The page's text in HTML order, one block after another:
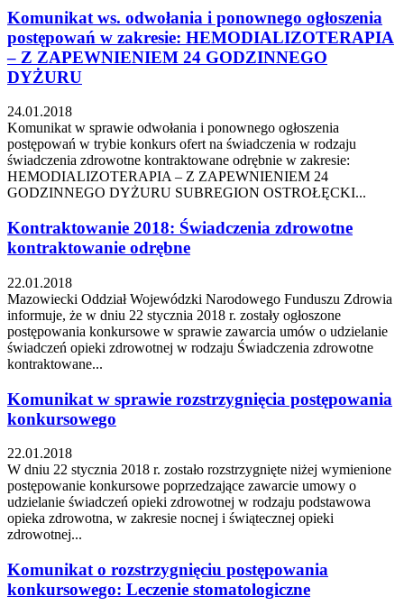
Komunikat ws. odwołania i ponownego ogłoszenia
postępowań w zakresie: HEMODIALIZOTERAPIA
– Z ZAPEWNIENIEM 24 GODZINNEGO
DYŻURU
24.01.2018
Komunikat w sprawie odwołania i ponownego ogłoszenia
postępowań w trybie konkurs ofert na świadczenia w rodzaju
świadczenia zdrowotne kontraktowane odrębnie w zakresie:
HEMODIALIZOTERAPIA – Z ZAPEWNIENIEM 24
GODZINNEGO DYŻURU SUBREGION OSTROŁĘCKI...
Kontraktowanie 2018: Świadczenia zdrowotne
kontraktowanie odrębne
22.01.2018
Mazowiecki Oddział Wojewódzki Narodowego Funduszu Zdrowia
informuje, że w dniu 22 stycznia 2018 r. zostały ogłoszone
postępowania konkursowe w sprawie zawarcia umów o udzielanie
świadczeń opieki zdrowotnej w rodzaju Świadczenia zdrowotne
kontraktowane...
Komunikat w sprawie rozstrzygnięcia postępowania
konkursowego
22.01.2018
W dniu 22 stycznia 2018 r. zostało rozstrzygnięte niżej wymienione
postępowanie konkursowe poprzedzające zawarcie umowy o
udzielanie świadczeń opieki zdrowotnej w rodzaju podstawowa
opieka zdrowotna, w zakresie nocnej i świątecznej opieki
zdrowotnej...
Komunikat o rozstrzygnięciu postępowania
konkursowego: Leczenie stomatologiczne